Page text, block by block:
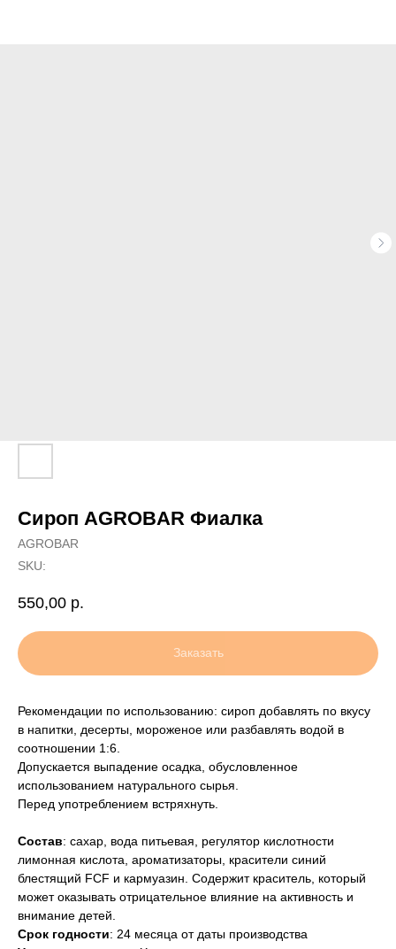
Сироп AGROBAR Фиалка
AGROBAR
SKU:
550,00 р.
Заказать
Рекомендации по использованию: сироп добавлять по вкусу
в напитки, десерты, мороженое или разбавлять водой в
соотношении 1:6.
Допускается выпадение осадка, обусловленное
использованием натурального сырья.
Перед употреблением встряхнуть.
Состав: сахар, вода питьевая, регулятор кислотности
лимонная кислота, ароматизаторы, красители синий
блестящий FCF и кармуазин. Содержит краситель, который
может оказывать отрицательное влияние на активность и
внимание детей.
Срок годности: 24 месяца от даты производства